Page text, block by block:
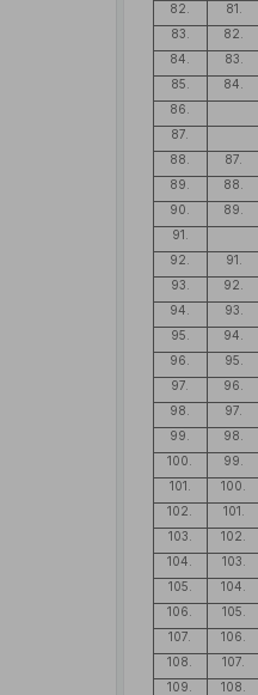
82.
81.
83.
82.
84.
83.
85.
84.
86.
87.
88.
87.
89.
88.
90.
89.
91.
92.
91.
93.
92.
94.
93.
95.
94.
96.
95.
97.
96.
98.
97.
99.
98.
100.
99.
101.
100.
102.
101.
103.
102.
104.
103.
105.
104.
106.
105.
107.
106.
108.
107.
109.
108.